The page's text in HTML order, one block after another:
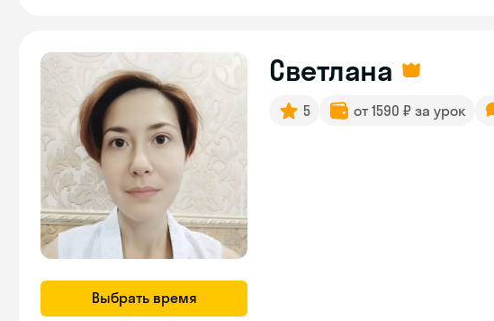
Выбрать время
Светлана
5 от 1590 ₽ за урок